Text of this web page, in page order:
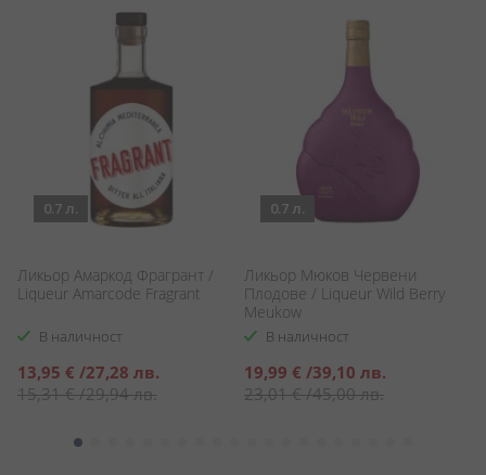
0.7 л.
Ликьор Амаркод Фрагрант /
Liqueur Amarcode Fragrant
В наличност
Специална
цена
13,95 € /27,28 лв.
15,31 €/29,94 лв.
0.7 л.
Ликьор Мюков Червени
Плодове / Liqueur Wild Berry
Meukow
В наличност
Специална
цена
19,99 € /39,10 лв.
23,01 €/45,00 лв.